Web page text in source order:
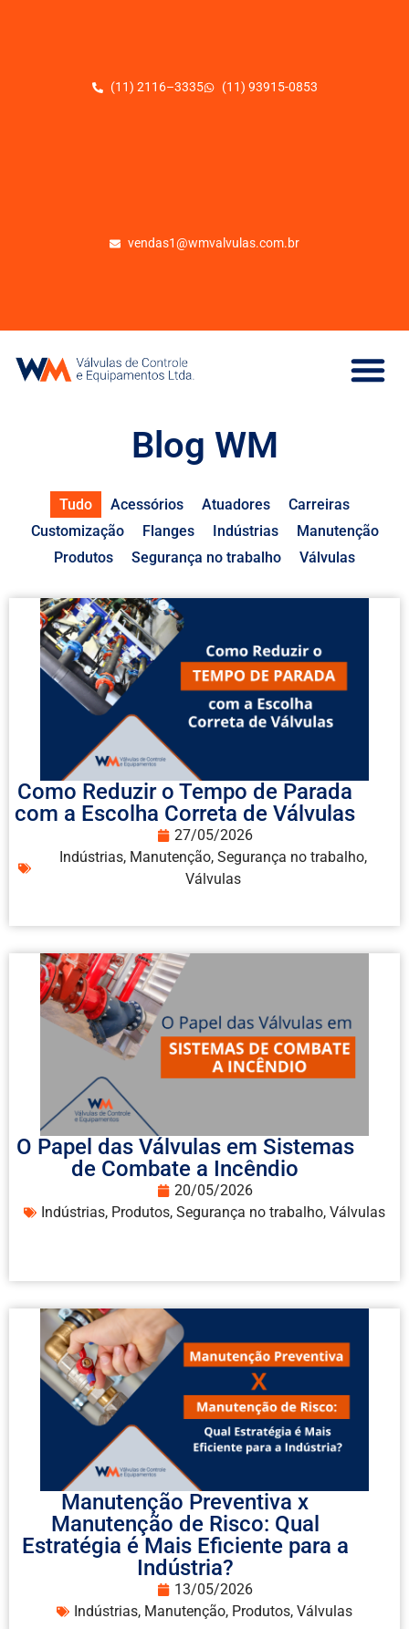
(11) 2116–3335 (11) 93915-0853
vendas1@wmvalvulas.com.br
Blog WM
Acessórios Atuadores
Carreiras
Customização
Flanges Indústrias
Manutenção
Produtos
Segurança no trabalho Válvulas
Tudo
Como Reduzir o Tempo de Parada
com a Escolha Correta de Válvulas
27/05/2026
Indústrias, Manutenção, Segurança no trabalho,
Válvulas
O Papel das Válvulas em Sistemas
de Combate a Incêndio
20/05/2026
Indústrias, Produtos, Segurança no trabalho, Válvulas
Manutenção Preventiva x
Manutenção de Risco: Qual
Estratégia é Mais Eficiente para a
Indústria?
13/05/2026
Indústrias, Manutenção, Produtos, Válvulas